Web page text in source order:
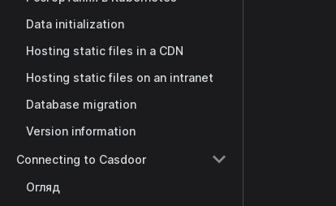
Data initialization
Hosting static files in a CDN
Hosting static files on an intranet
Database migration
Version information
Connecting to Casdoor
Огляд